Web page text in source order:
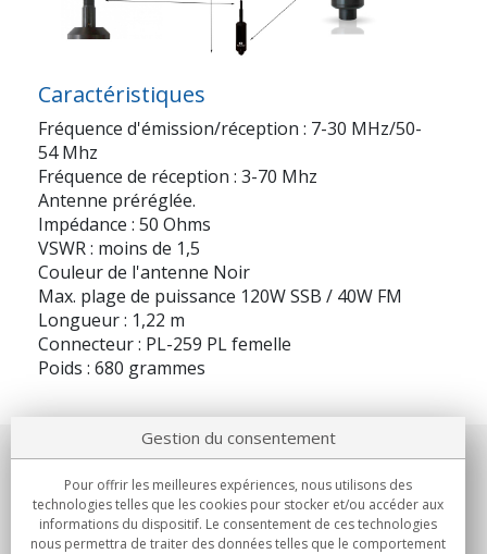
Caractéristiques
Fréquence d'émission/réception : 7-30 MHz/50-
54 Mhz
Fréquence de réception : 3-70 Mhz
Antenne préréglée.
Impédance : 50 Ohms
VSWR : moins de 1,5
Couleur de l'antenne Noir
Max. plage de puissance 120W SSB / 40W FM
Longueur : 1,22 m
Connecteur : PL-259 PL femelle
Poids : 680 grammes
Notre société
Engagements
Gestion du consentement
Pour offrir les meilleures expériences, nous utilisons des
technologies telles que les cookies pour stocker et/ou accéder aux
informations du dispositif. Le consentement de ces technologies
nous permettra de traiter des données telles que le comportement